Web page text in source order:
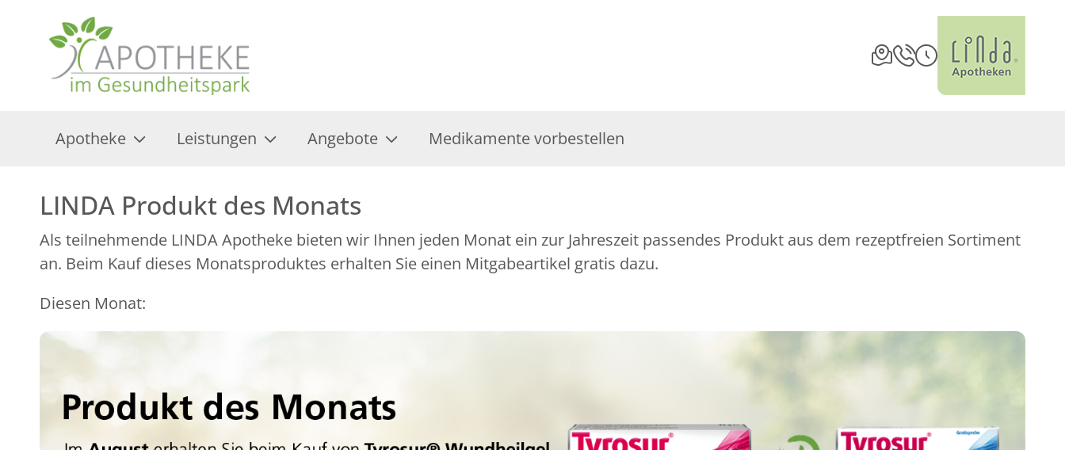
Apotheke Leistungen Angebote Medikamente vorbestellen
LINDA Produkt des Monats
Als teilnehmende LINDA Apotheke bieten wir Ihnen jeden Monat ein zur Jahreszeit passendes Produkt aus dem rezeptfreien Sortiment
an. Beim Kauf dieses Monatsproduktes erhalten Sie einen Mitgabeartikel gratis dazu.
Diesen Monat: